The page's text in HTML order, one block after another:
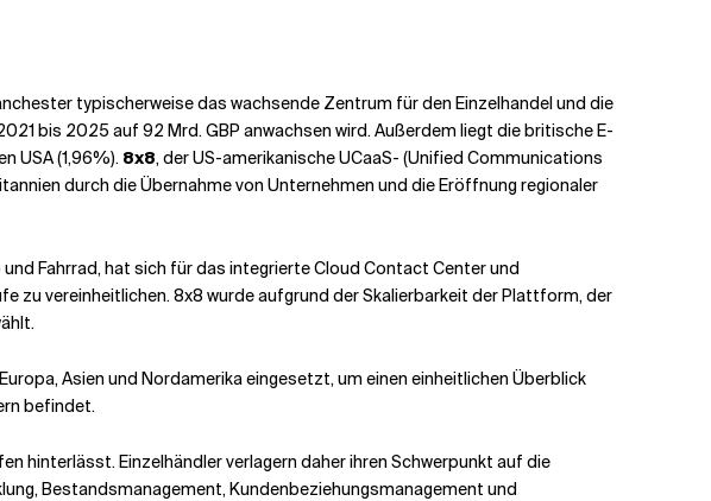
typischerweise das wachsende Zentrum für den Einzelhandel und die
bis 2025 auf 92 Mrd. GBP anwachsen wird. Außerdem liegt die britische E-
USA (1,96%). 8x8, der US-amerikanische UCaaS- (Unified Communications
durch die Übernahme von Unternehmen und die Eröffnung regionaler
Fahrrad, hat sich für das integrierte Cloud Contact Center und
vereinheitlichen. 8x8 wurde aufgrund der Skalierbarkeit der Plattform, der
Asien und Nordamerika eingesetzt, um einen einheitlichen Überblick
befindet.
hinterlässt. Einzelhändler verlagern daher ihren Schwerpunkt auf die
Bestandsmanagement, Kundenbeziehungsmanagement und